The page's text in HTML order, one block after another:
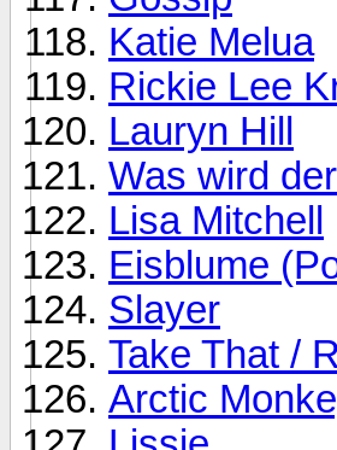
Katie Melua
Rickie Lee
Lauryn Hill
Was wird
Lisa Mitchell
Eisblume
Slayer
Take That /
Arctic